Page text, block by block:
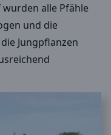
alle Pfähle
und die
Jungpflanzen